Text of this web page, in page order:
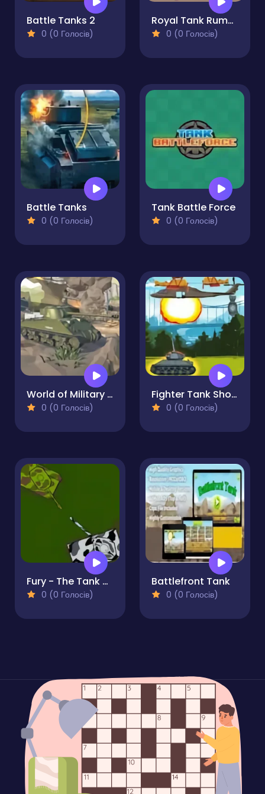
Battle Tanks 2
0 (0 Голосів)
Royal Tank Rumble
0 (0 Голосів)
Battle Tanks
0 (0 Голосів)
Tank Battle Force
0 (0 Голосів)
World of Military Tanks
0 (0 Голосів)
Fighter Tank Shooting Game
0 (0 Голосів)
Fury - The Tank Battle
0 (0 Голосів)
Battlefront Tank
0 (0 Голосів)